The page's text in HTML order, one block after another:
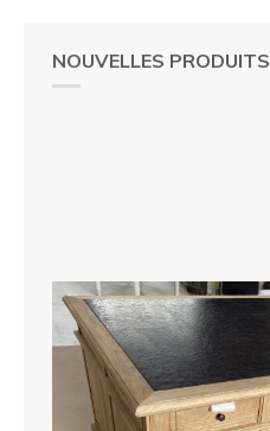
NOUVELLES PRODUITS